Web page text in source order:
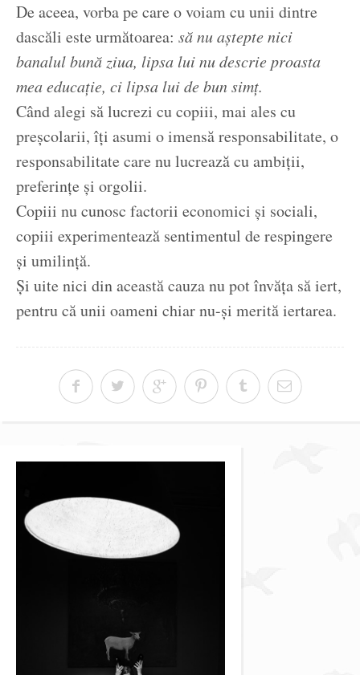
De aceea, vorba pe care o voiam cu unii dintre
dascăli este următoarea: să nu aștepte nici
banalul bună ziua, lipsa lui nu descrie proasta
mea educație, ci lipsa lui de bun simț.
Când alegi să lucrezi cu copiii, mai ales cu
preșcolarii, îți asumi o imensă responsabilitate, o
responsabilitate care nu lucrează cu ambiții,
preferințe și orgolii.
Copiii nu cunosc factorii economici și sociali,
copiii experimentează sentimentul de respingere
și umilință.
Și uite nici din această cauza nu pot învăța să iert,
pentru că unii oameni chiar nu-și merită iertarea.